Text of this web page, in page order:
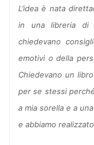
L’idea è nata
in una libreria di
chiedevano
emotivi o della
Chiedevano un
per se stessi
a mia sorella e a
e abbiamo